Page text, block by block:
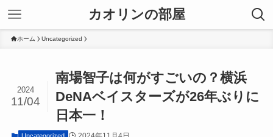
カオリンの部屋
ホーム Uncategorized
南場智子は何がすごいの？横浜
DeNAベイスターズが26年ぶりに
日本一！
2024
11/04